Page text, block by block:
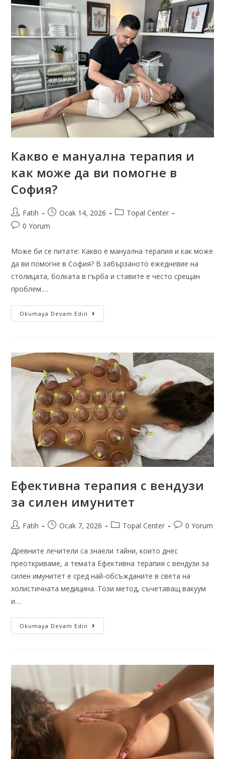
Какво е мануална терапия и
как може да ви помогне в
София?
Fatih Ocak 14, 2026
Topal Center
0 Yorum
Може би се питате: Какво е мануална терапия и как може
да ви помогне в София? В забързаното ежедневие на
столицата, болката в гърба и ставите е често срещан
проблем.…
Okumaya Devam Edin
Ефективна терапия с вендузи
за силен имунитет
Fatih Ocak 7, 2026 Topal Center 0 Yorum
Древните лечители са знаели тайни, които днес
преоткриваме, а темата Ефективна терапия с вендузи за
силен имунитет е сред най-обсъжданите в света на
холистичната медицина. Този метод, съчетаващ вакуум
и…
Okumaya Devam Edin